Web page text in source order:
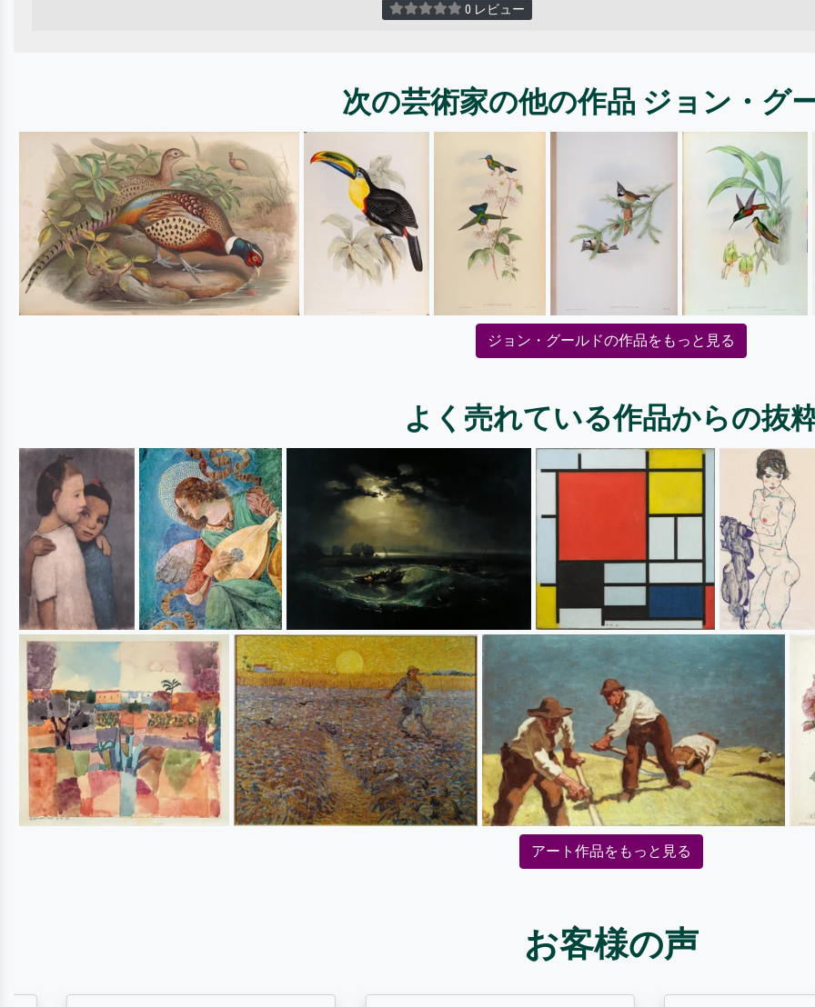
0 レビュー
次の芸術家の他の作品 ジョン・グ
ジョン・グールドの作品をもっと見る
よく売れている作品からの抜
アート作品をもっと見る
お客様の声